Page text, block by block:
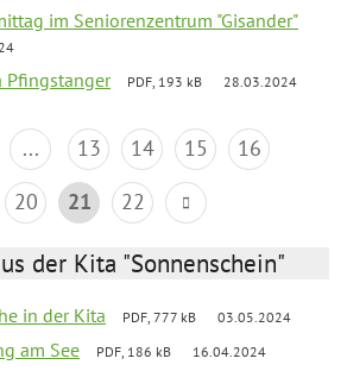
im Seniorenzentrum "Gisander"
Pfingstanger PDF, 193 kB 28.03.2024
... 13 14 15
16
20 21 22
der Kita "Sonnenschein"
in der Kita PDF, 777 kB 03.05.2024
am See PDF, 186 kB 16.04.2024